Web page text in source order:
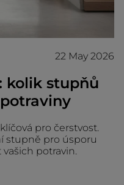
22 May 2026
kolik stupňů
pro čerstvost.
stupně pro úsporu
potravin.